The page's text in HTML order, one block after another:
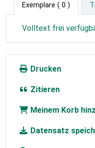
Exemplare ( 0 )
Volltext frei
Drucken
Zitieren
Meinem Korb
Datensatz